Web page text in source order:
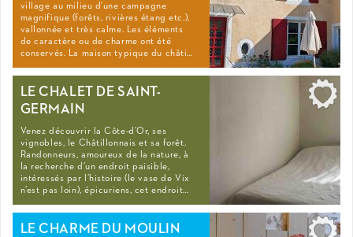
village au milieu d'une campagne
magnifique (forêts, rivières étang etc.),
vallonnée et très calme. Les éléments
de caractère ou de charme ont été
conservés. La maison typique du châti…
LE CHALET DE SAINT-
GERMAIN
Venez découvrir la Côte-d’Or, ses
vignobles, le Châtillonnais et sa forêt.
Randonneurs, amoureux de la nature, à
la recherche d’un endroit paisible,
intéressés par l’histoire (le vase de Vix
n’est pas loin), épicuriens, cet endroit…
LE CHARME DU MOULIN